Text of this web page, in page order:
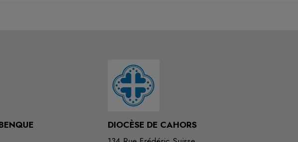
DIOCÈSE DE CAHORS